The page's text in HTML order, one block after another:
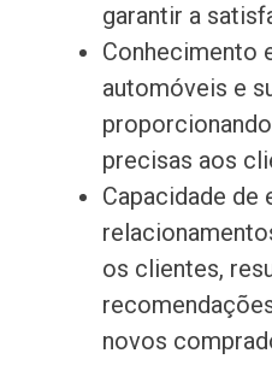
garantir a
Conhecimento
automóveis e
precisas aos
Capacidade de
os clientes,
novos